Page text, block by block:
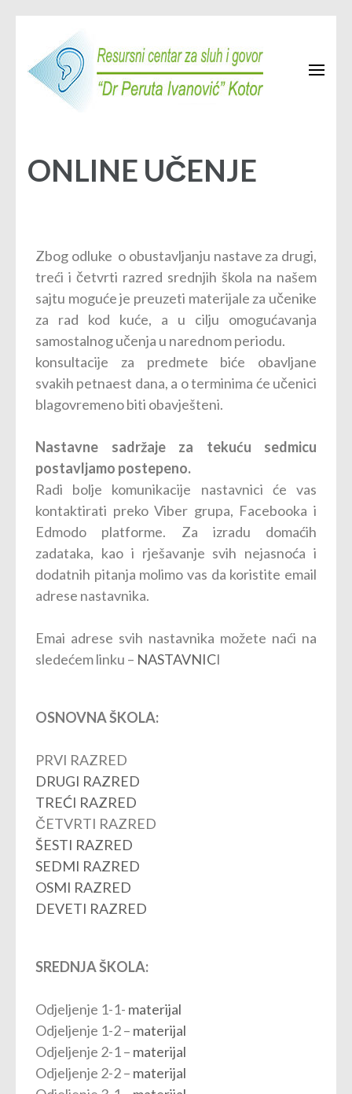
ONLINE UČENJE
Zbog odluke o obustavljanju nastave za drugi,
treći i četvrti razred srednjih škola na našem
sajtu moguće je preuzeti materijale za učenike
za rad kod kuće, a u cilju omogućavanja
samostalnog učenja u narednom periodu.
konsultacije za predmete biće obavljane
svakih petnaest dana, a o terminima će učenici
blagovremeno biti obavješteni.
Nastavne sadržaje za tekuću sedmicu
postavljamo postepeno.
Radi bolje komunikacije nastavnici će vas
kontaktirati preko Viber grupa, Facebooka i
Edmodo platforme. Za izradu domaćih
zadataka, kao i rješavanje svih nejasnoća i
dodatnih pitanja molimo vas da koristite email
adrese nastavnika.
Emai adrese svih nastavnika možete naći na
sledećem linku – NASTAVNICI
OSNOVNA ŠKOLA:
PRVI RAZRED
DRUGI RAZRED
TREĆI RAZRED
ČETVRTI RAZRED
ŠESTI RAZRED
SEDMI RAZRED
OSMI RAZRED
DEVETI RAZRED
SREDNJA ŠKOLA:
Odjeljenje 1-1- materijal
Odjeljenje 1-2 – materijal
Odjeljenje 2-1 – materijal
Odjeljenje 2-2 – materijal